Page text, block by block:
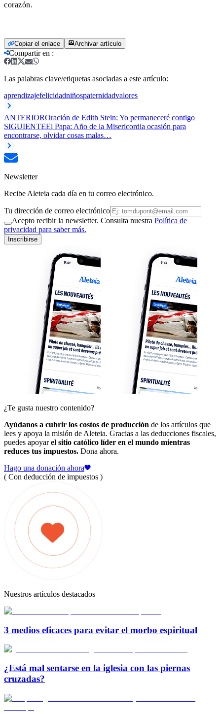
corazón.
Copiar el enlace Archivar artículo
Compartir en :
Las palabras clave/etiquetas asociadas a este artículo:
aprendizajefelicidadniñospaternidadvalores
ANTERIOROración de Edith Stein: Yo permaneceré contigo
SIGUIENTEEl Papa: Año de la Misericordia ocasión para
encontrarse, olvidar cosas malas…
Newsletter
Recibe Aleteia cada día en tu correo electrónico.
Tu dirección de correo electrónico
Acepto recibir la newsletter. Consulta nuestra Política de
privacidad para saber más.
Inscribirse
¿Te gusta nuestro contenido?
Ayúdanos a cubrir los costos de producción de los artículos que
lees y apoya la misión de Aleteia. Gracias a las deducciones fiscales,
puedes apoyarel sitio católico líder en el mundo mientras
reduces tus impuestos. Dona ahora.
Hago una donación ahora
( Con deducción de impuestos )
Nuestros artículos destacados
3 medios eficaces para evitar el morbo espiritual
¿Está mal sentarse en la iglesia con las piernas
cruzadas?